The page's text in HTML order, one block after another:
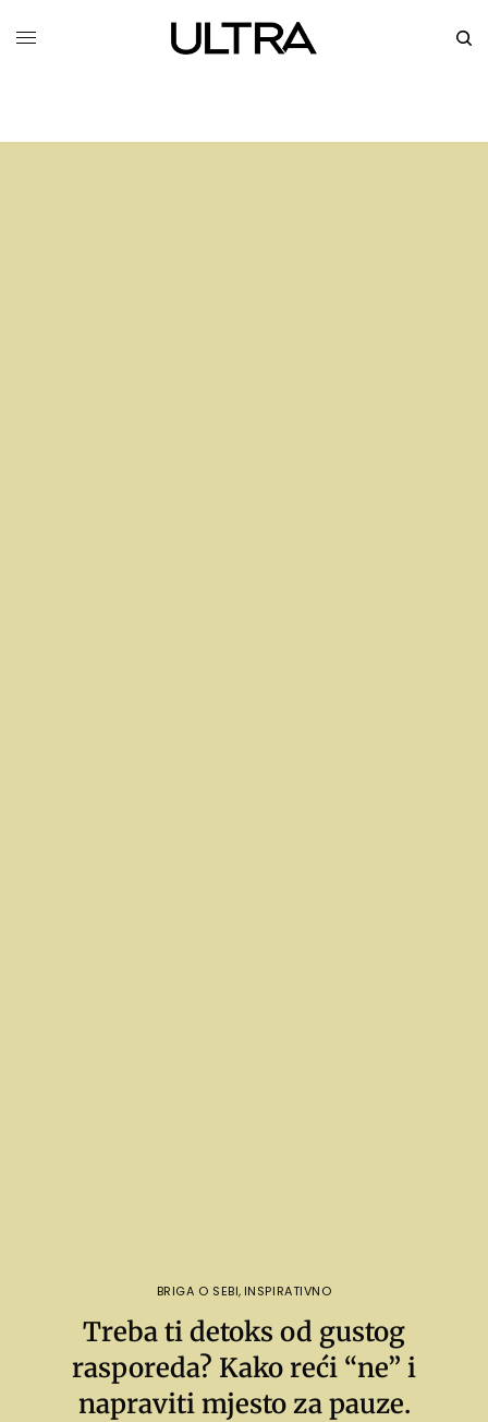
BRIGA O SEBI, INSPIRATIVNO
Treba ti detoks od gustog
rasporeda? Kako reći “ne” i
napraviti mjesto za pauze.